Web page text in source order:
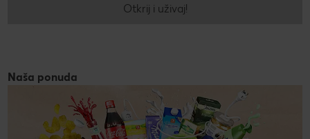
Otkrij i uživaj!
Naša ponuda